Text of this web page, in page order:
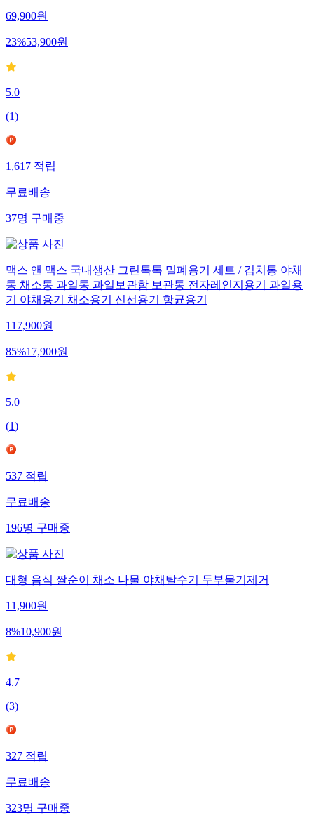
69,900원
23%53,900원
5.0
(1)
1,617적립
무료배송
37명구매중
맥스 앤 맥스 국내생산 그린톡톡 밀폐용기 세트 / 김치통 야채
통 채소통 과일통 과일보관함 보관통 전자레인지용기 과일용
기 야채용기 채소용기 신선용기 항균용기
117,900원
85%17,900원
5.0
(1)
537적립
무료배송
196명구매중
대형 음식 짤순이 채소 나물 야채탈수기 두부물기제거
11,900원
8%10,900원
4.7
(3)
327적립
무료배송
323명구매중